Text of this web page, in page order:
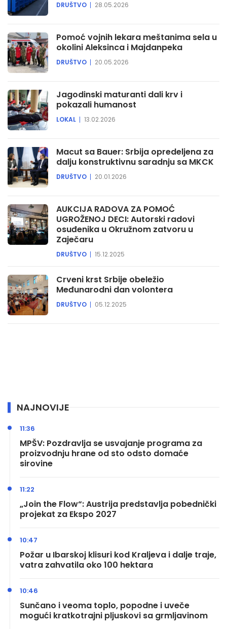
DRUŠTVO 28.05.2026
Pomoć vojnih lekara meštanima sela u
okolini Aleksinca i Majdanpeka
DRUŠTVO 20.05.2026
Jagodinski maturanti dali krv i
pokazali humanost
LOKAL 13.02.2026
Macut sa Bauer: Srbija opredeljena za
dalju konstruktivnu saradnju sa MKCK
DRUŠTVO 20.01.2026
AUKCIJA RADOVA ZA POMOĆ
UGROŽENOJ DECI: Autorski radovi
osuđenika u Okružnom zatvoru u
Zaječaru
DRUŠTVO 15.12.2025
Crveni krst Srbije obeležio
Međunarodni dan volontera
DRUŠTVO 05.12.2025
NAJNOVIJE
MPŠV: Pozdravlja se usvajanje programa za
proizvodnju hrane od sto odsto domaće
sirovine
11:36
„Join the Flow“: Austrija predstavlja pobednički
projekat za Ekspo 2027
11:22
Požar u Ibarskoj klisuri kod Kraljeva i dalje traje,
vatra zahvatila oko 100 hektara
10:47
Sunčano i veoma toplo, popodne i uveče
mogući kratkotrajni pljuskovi sa grmljavinom
10:46